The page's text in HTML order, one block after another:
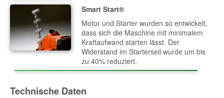
Smart Start®
Motor und Starter wurden so entwickelt,
dass sich die Maschine mit minimalem
Kraftaufwand starten lässt. Der
Widerstand im Starterseil wurde um bis
zu 40% reduziert.
Technische Daten